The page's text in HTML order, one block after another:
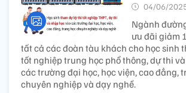
04/06/
Ngành
ưu đãi giảm
tất cả các đoàn tàu khách cho học sinh
tốt nghiệp trung học phổ thông, dự thi
các trường đại học, học viện, cao đẳng,
chuyên nghiệp và dạy nghề.